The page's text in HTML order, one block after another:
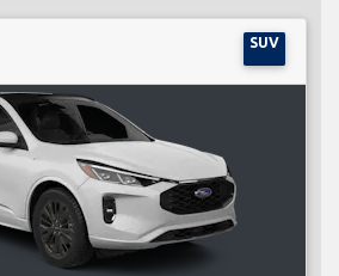
SUV